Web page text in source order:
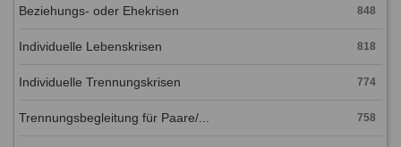
Beziehungs- oder Ehekrisen 848
Individuelle Lebenskrisen 818
Individuelle Trennungskrisen 774
Trennungsbegleitung für Paare/... 758